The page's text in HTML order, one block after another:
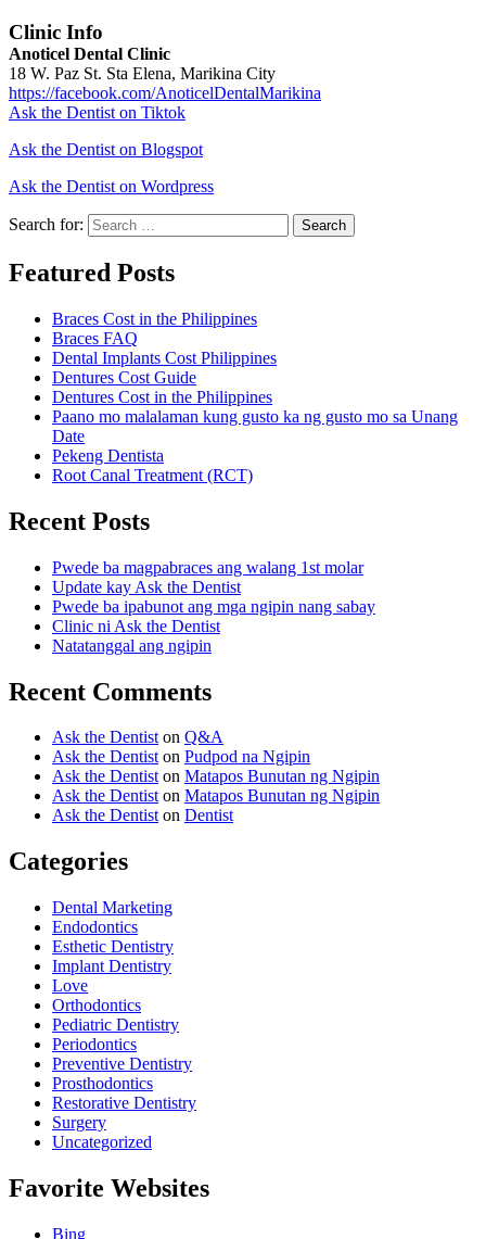
Clinic Info
Anoticel Dental Clinic
18 W. Paz St. Sta Elena, Marikina City
https://facebook.com/AnoticelDentalMarikina
Ask the Dentist on Tiktok
Ask the Dentist on Blogspot
Ask the Dentist on Wordpress
Search for: Search
Featured Posts
Braces Cost in the Philippines
Braces FAQ
Dental Implants Cost Philippines
Dentures Cost Guide
Dentures Cost in the Philippines
Paano mo malalaman kung gusto ka ng gusto mo sa Unang
Date
Pekeng Dentista
Root Canal Treatment (RCT)
Recent Posts
Pwede ba magpabraces ang walang 1st molar
Update kay Ask the Dentist
Pwede ba ipabunot ang mga ngipin nang sabay
Clinic ni Ask the Dentist
Natatanggal ang ngipin
Recent Comments
Ask the Dentiston Q&A
Ask the Dentiston Pudpod na Ngipin
Ask the Dentiston Matapos Bunutan ng Ngipin
Ask the Dentiston Matapos Bunutan ng Ngipin
Ask the Dentiston Dentist
Categories
Dental Marketing
Endodontics
Esthetic Dentistry
Implant Dentistry
Love
Orthodontics
Pediatric Dentistry
Periodontics
Preventive Dentistry
Prosthodontics
Restorative Dentistry
Surgery
Uncategorized
Favorite Websites
Bing